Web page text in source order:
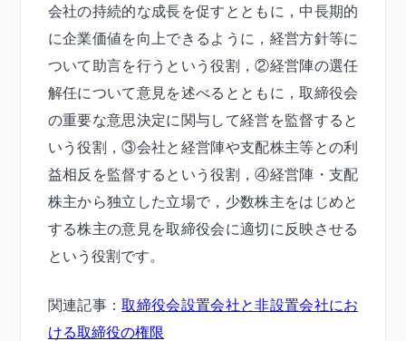
会社の持続的な成長を促すとともに，中長期的
に企業価値を向上できるように，経営方針等に
ついて助言を行うという役割，②経営陣の選任
解任について意見を述べるとともに，取締役会
の重要な意思決定に関与して経営を監督すると
いう役割，③会社と経営陣や支配株主等との利
益相反を監督するという役割，④経営陣・支配
株主から独立した立場で，少数株主をはじめと
する株主の意見を取締役会に適切に反映させる
という役割です。
関連記事：取締役会設置会社と非設置会社にお
ける取締役の権限